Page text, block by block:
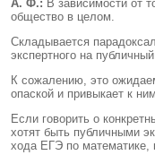
А. Ф.: В зависимости от
общество в целом.
Складывается
экспертного на
К сожалению, это
опаской и привыкает к
Если говорить о
хотят быть публичными
хода ЕГЭ по математике,